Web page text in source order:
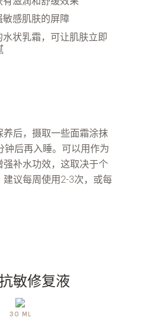
感肌肤的屏障
状乳霜，可让肌肤立即
养后，摄取一些面霜涂抹
钟后再入睡。可以用作为
强补水功效，这取决于个
建议每周使用2-3次，或每
敏修复液
30 ML